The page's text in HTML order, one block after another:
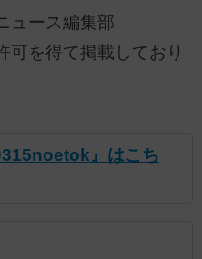
ュース編集部
を得て掲載しており
』はこち